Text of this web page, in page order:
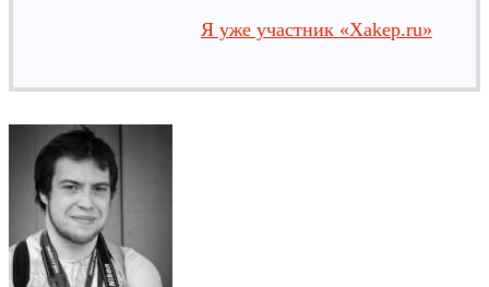
Я уже участник «Xakep.ru»